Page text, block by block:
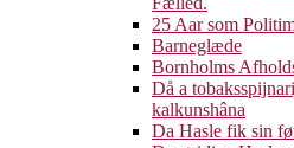
25 Aar som
Barneglæde
Bornholms
Då a
kalkunshâna
Da Hasle fik sin